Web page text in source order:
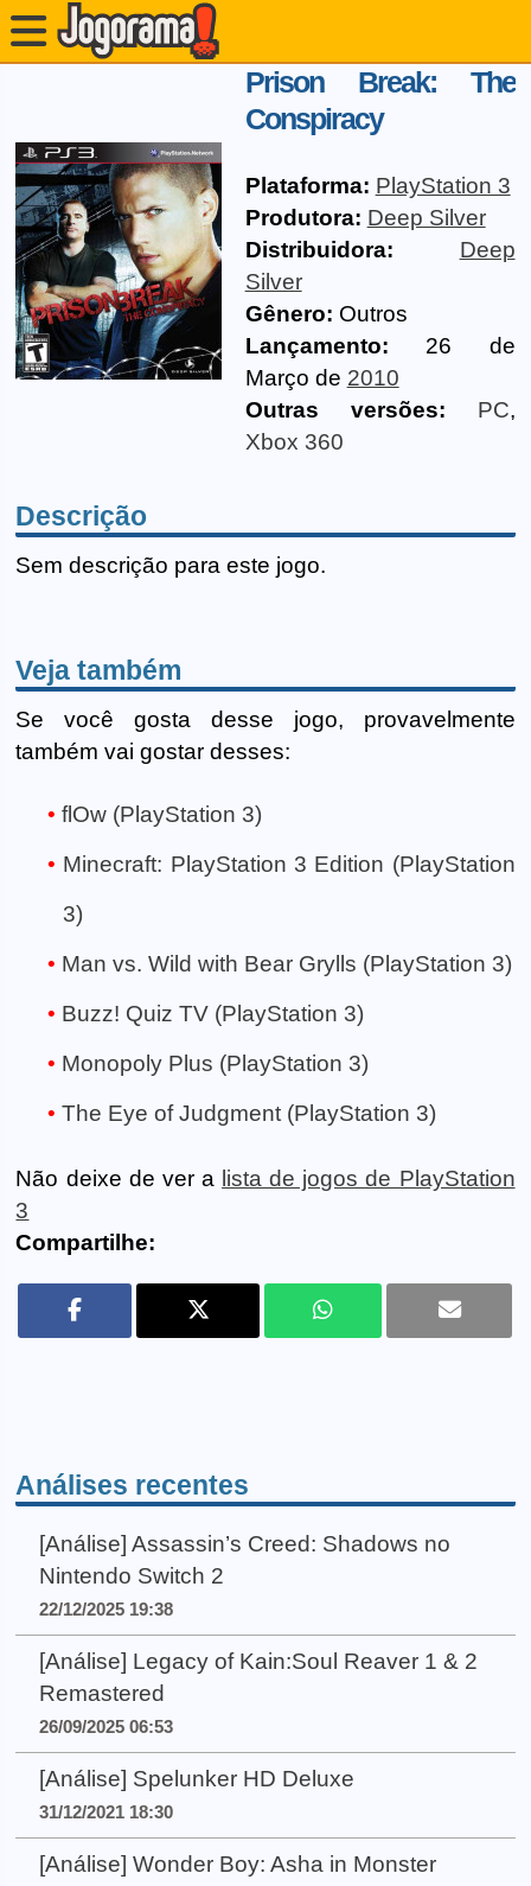
Prison Break: The
Conspiracy
Plataforma: PlayStation 3
Produtora: Deep Silver
Distribuidora:
Deep
Silver
Gênero: Outros
Lançamento: 26 de
Março de 2010
Outras versões:
PC,
Xbox 360
Descrição
Sem descrição para este jogo.
Veja também
Se você gosta desse jogo, provavelmente
também vai gostar desses:
flOw (PlayStation 3)
Minecraft: PlayStation 3 Edition (PlayStation
3)
Man vs. Wild with Bear Grylls (PlayStation 3)
Buzz! Quiz TV (PlayStation 3)
Monopoly Plus (PlayStation 3)
The Eye of Judgment (PlayStation 3)
Não deixe de ver a lista de jogos de PlayStation
3
Compartilhe:
Análises recentes
[Análise] Assassin’s Creed: Shadows no
Nintendo Switch 2
22/12/2025 19:38
[Análise] Legacy of Kain:Soul Reaver 1 & 2
Remastered
26/09/2025 06:53
[Análise] Spelunker HD Deluxe
31/12/2021 18:30
[Análise] Wonder Boy: Asha in Monster